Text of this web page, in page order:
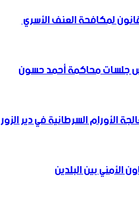
لمكافحة العنف الأسري
جلسات محاكمة أحمد حسون
السرطانية في دير الزور
‏الأمني ‏بين البلدين